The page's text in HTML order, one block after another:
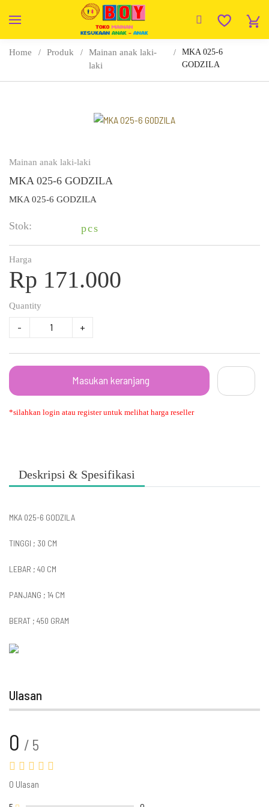
Home Produk
Mainan anak laki-
laki
MKA 025-6
GODZILA
Mainan anak laki-laki
MKA 025-6 GODZILA
MKA 025-6 GODZILA
Stok: pcs
Harga
Rp 171.000
Quantity
- +
Masukan keranjang
*silahkan login atau register untuk melihat harga reseller
Deskripsi & Spesifikasi
MKA 025-6 GODZILA
TINGGI ; 30 CM
LEBAR ; 40 CM
PANJANG ; 14 CM
BERAT ; 450 GRAM
Ulasan
0 / 5
0 Ulasan